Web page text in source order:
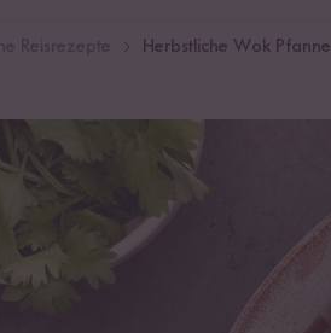
Herbstliche Wok Pfanne